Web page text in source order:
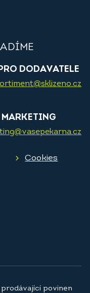
DODAVATELE
MARKETING
Cookies
povinen